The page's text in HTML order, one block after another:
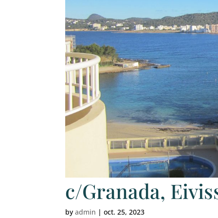
c/Granada,
byadmin |oct. 25, 2023